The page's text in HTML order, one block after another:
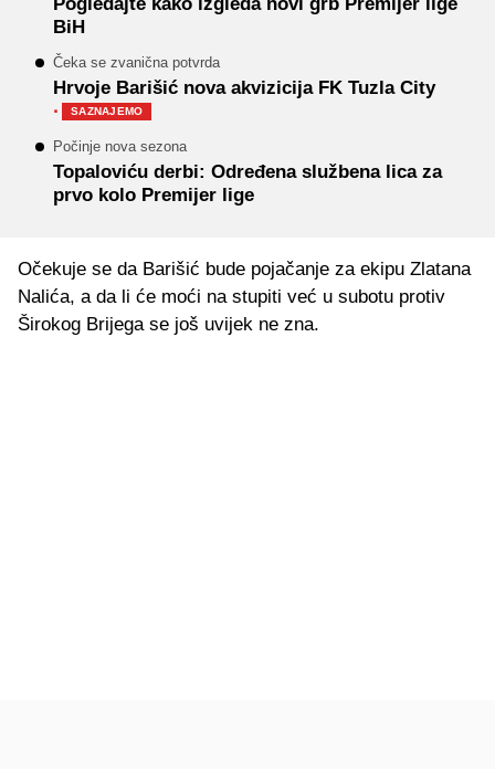
Pogledajte kako izgleda novi grb Premijer lige
BiH
Čeka se zvanična potvrda
Hrvoje Barišić nova akvizicija FK Tuzla City
· SAZNAJEMO
Počinje nova sezona
Topaloviću derbi: Određena službena lica za
prvo kolo Premijer lige
Očekuje se da Barišić bude pojačanje za ekipu Zlatana
Nalića, a da li će moći na stupiti već u subotu protiv
Širokog Brijega se još uvijek ne zna.